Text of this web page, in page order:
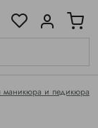
маникюра и педикюра